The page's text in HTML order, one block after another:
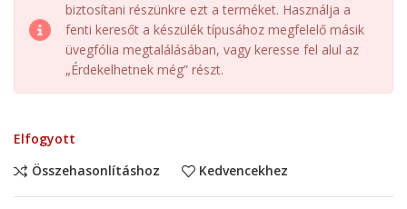
biztosítani részünkre ezt a terméket. Használja a
fenti keresőt a készülék típusához megfelelő másik
üvegfólia megtalálásában, vagy keresse fel alul az
„Érdekelhetnek még” részt.
Elfogyott
Összehasonlításhoz
Kedvencekhez